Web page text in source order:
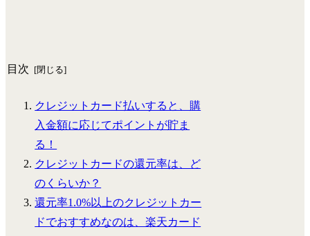
目次
クレジットカード払いすると、購
入金額に応じてポイントが貯ま
る！
クレジットカードの還元率は、ど
のくらいか？
還元率1.0%以上のクレジットカー
ドでおすすめなのは、楽天カード